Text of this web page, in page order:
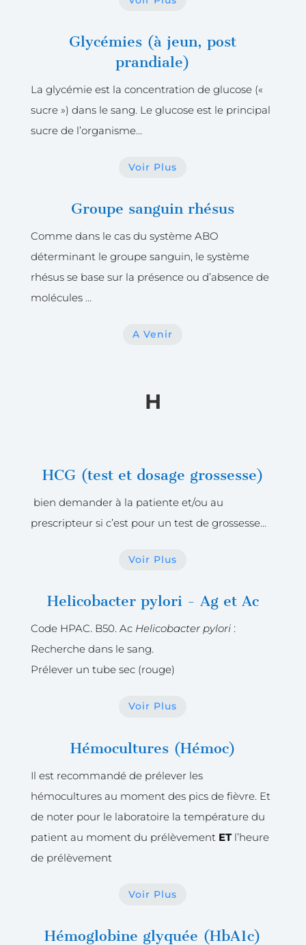
Glycémies (à jeun, post
prandiale)
La glycémie est la concentration de glucose («
sucre ») dans le sang. Le glucose est le principal
sucre de l’organisme…
Voir Plus
Groupe sanguin rhésus
Comme dans le cas du système ABO
déterminant le groupe sanguin, le système
rhésus se base sur la présence ou d’absence de
molécules …
A Venir
H
HCG (test et dosage grossesse)
bien demander à la patiente et/ou au
prescripteur si c’est pour un test de grossesse…
Voir Plus
Helicobacter pylori - Ag et Ac
Code HPAC. B50. Ac Helicobacter pylori:
Recherche dans le sang.
Prélever un tube sec (rouge)
Voir Plus
Hémocultures (Hémoc)
Il est recommandé de prélever les
hémocultures au moment des pics de fièvre. Et
de noter pour le laboratoire la température du
patient au moment du prélèvement ETl’heure
de prélèvement
Voir Plus
Hémoglobine glyquée (HbA1c)